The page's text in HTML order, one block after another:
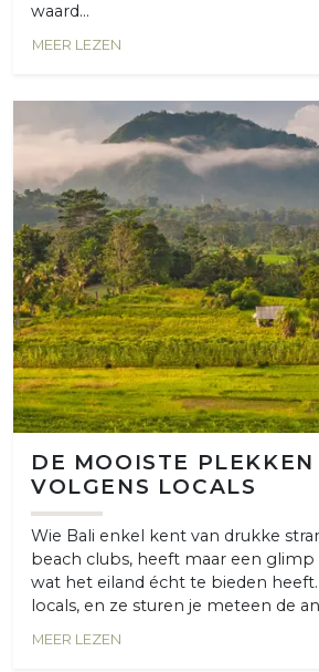
waard...
MEER LEZEN
DE MOOISTE
VOLGENS LOCALS
Wie Bali enkel kent van drukke
beach clubs, heeft maar een
wat het eiland écht te bieden heeft.
locals, en ze sturen je meteen de
MEER LEZEN